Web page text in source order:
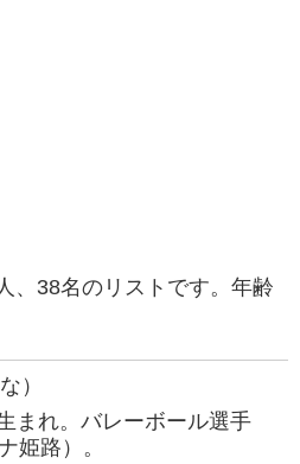
、38名のリストです。年齢
）
まれ。バレーボール選手
姫路）。